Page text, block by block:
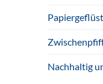
Nachhaltig